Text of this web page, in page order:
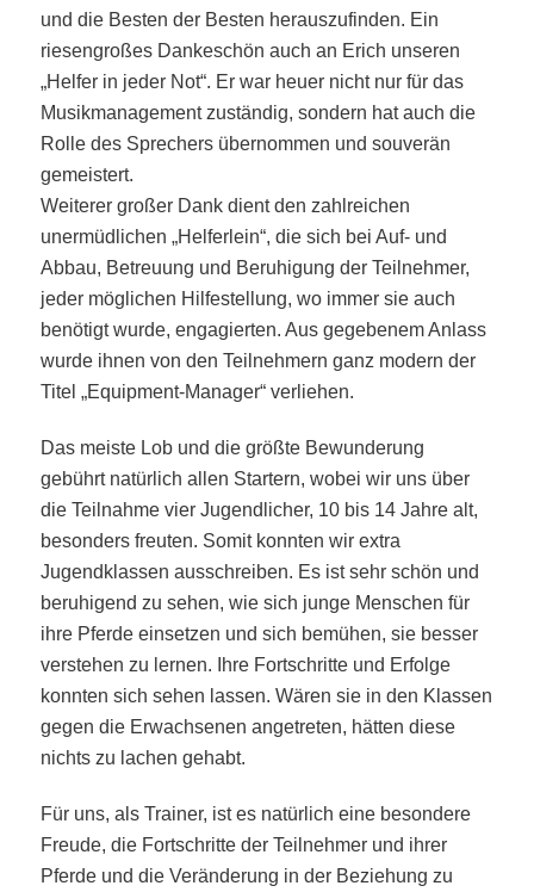
und die Besten der Besten herauszufinden. Ein
riesengroßes Dankeschön auch an Erich unseren
„Helfer in jeder Not“. Er war heuer nicht nur für das
Musikmanagement zuständig, sondern hat auch die
Rolle des Sprechers übernommen und souverän
gemeistert.
Weiterer großer Dank dient den zahlreichen
unermüdlichen „Helferlein“, die sich bei Auf- und
Abbau, Betreuung und Beruhigung der Teilnehmer,
jeder möglichen Hilfestellung, wo immer sie auch
benötigt wurde, engagierten. Aus gegebenem Anlass
wurde ihnen von den Teilnehmern ganz modern der
Titel „Equipment-Manager“ verliehen.
Das meiste Lob und die größte Bewunderung
gebührt natürlich allen Startern, wobei wir uns über
die Teilnahme vier Jugendlicher, 10 bis 14 Jahre alt,
besonders freuten. Somit konnten wir extra
Jugendklassen ausschreiben. Es ist sehr schön und
beruhigend zu sehen, wie sich junge Menschen für
ihre Pferde einsetzen und sich bemühen, sie besser
verstehen zu lernen. Ihre Fortschritte und Erfolge
konnten sich sehen lassen. Wären sie in den Klassen
gegen die Erwachsenen angetreten, hätten diese
nichts zu lachen gehabt.
Für uns, als Trainer, ist es natürlich eine besondere
Freude, die Fortschritte der Teilnehmer und ihrer
Pferde und die Veränderung in der Beziehung zu